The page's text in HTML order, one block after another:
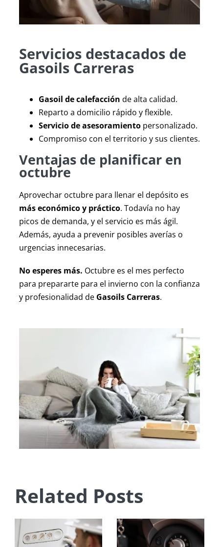
Servicios destacados de
Gasoils Carreras
Gasoil de calefacción de alta calidad.
Reparto a domicilio rápido y flexible.
Servicio de asesoramientopersonalizado.
Compromiso con el territorio y sus clientes.
Ventajas de planificar en
octubre
Aprovechar octubre para llenar el depósito es
más económico y práctico. Todavía no hay
picos de demanda, y el servicio es más ágil.
Además, ayuda a prevenir posibles averías o
urgencias innecesarias.
No esperes más. Octubre es el mes perfecto
para prepararte para el invierno con la confianza
y profesionalidad de Gasoils Carreras.
Related Posts